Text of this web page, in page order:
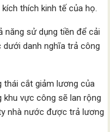
thích kinh tế của họ.
năng sử dụng tiền để cải
danh nghĩa trả công
thái cắt giảm lương của
vực công sẽ lan rộng
nhà nước được trả lương